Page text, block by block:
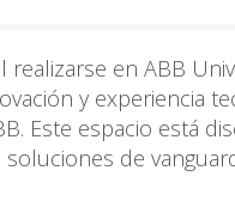
realizarse en ABB
y experiencia
Este espacio está
de